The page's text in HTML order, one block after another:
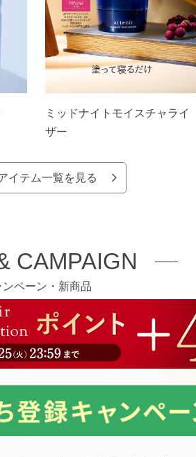
ミッドナイトモイスチャライ
ザー
イテム一覧を見る
CAMPAIGN
ンペーン・新商品